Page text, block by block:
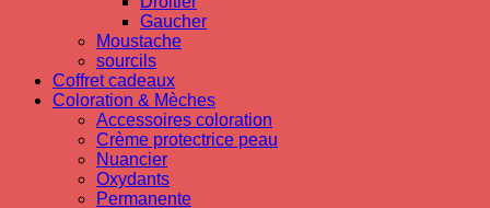
Gaucher
Moustache
sourcils
Coffret cadeaux
Coloration & Mèches
Accessoires coloration
Crème protectrice peau
Nuancier
Oxydants
Permanente